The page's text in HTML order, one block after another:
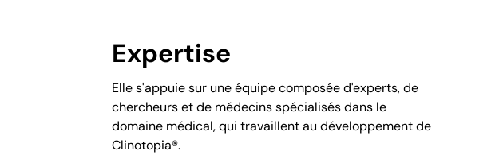
Expertise
Elle s'appuie sur une équipe composée d'experts, de
chercheurs et de médecins spécialisés dans le
domaine médical, qui travaillent au développement de
Clinotopia®.